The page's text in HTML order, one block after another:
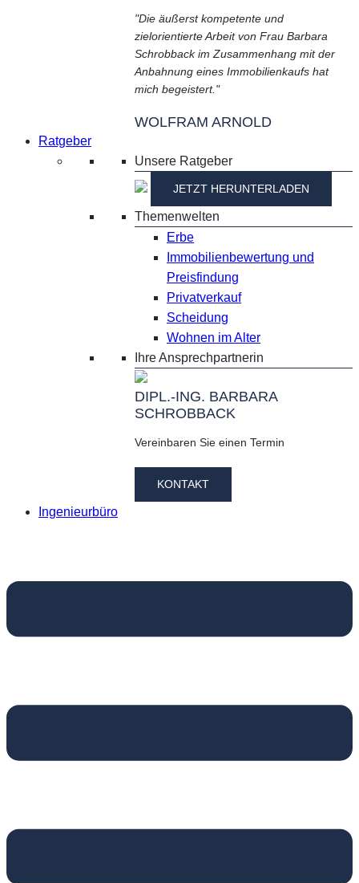
"Die äußerst kompetente und
zielorientierte Arbeit von Frau Barbara
Schrobback im Zusammenhang mit der
Anbahnung eines Immobilienkaufs hat
mich begeistert."
WOLFRAM ARNOLD
Ratgeber
Unsere Ratgeber
JETZT HERUNTERLADEN
Themenwelten
Erbe
Immobilienbewertung und
Preisfindung
Privatverkauf
Scheidung
Wohnen im Alter
Ihre Ansprechpartnerin
DIPL.-ING. BARBARA
SCHROBBACK
Vereinbaren Sie einen Termin
KONTAKT
Ingenieurbüro